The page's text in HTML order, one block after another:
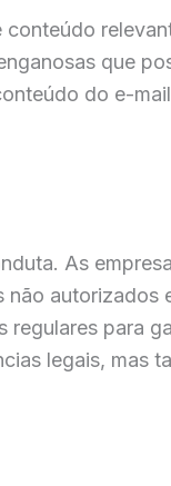
que
do e-
As
para
legais, mas